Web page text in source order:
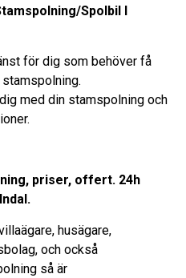
Spolbil I
för dig som behöver få
med din stamspolning och
priser, offert. 24h
husägare,
och också
så är